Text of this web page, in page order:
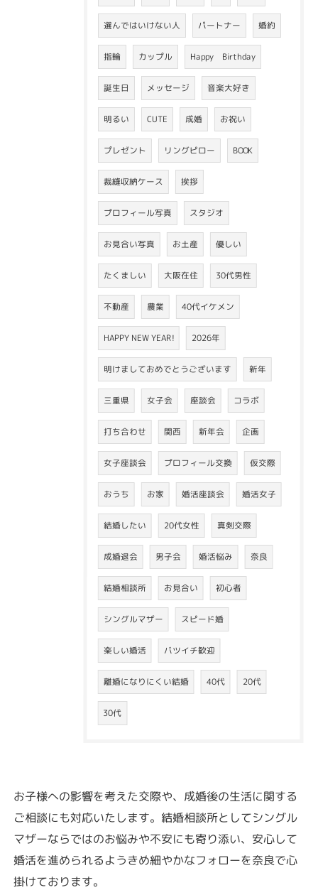
選んではいけない人 パートナー 婚約
指輪 カップル Happy Birthday
誕生日 メッセージ 音楽大好き
明るい CUTE 成婚 お祝い
プレゼント リングピロー BOOK
裁縫収納ケース 挨拶
プロフィール写真 スタジオ
お見合い写真 お土産 優しい
たくましい 大阪在住 30代男性
不動産 農業 40代イケメン
HAPPY NEW YEAR! 2026年
明けましておめでとうございます 新年
三重県 女子会 座談会 コラボ
打ち合わせ 関西 新年会 企画
女子座談会 プロフィール交換 仮交際
おうち お家 婚活座談会 婚活女子
結婚したい 20代女性 真剣交際
成婚退会 男子会 婚活悩み 奈良
結婚相談所 お見合い 初心者
シングルマザー スピード婚
楽しい婚活 バツイチ歓迎
離婚になりにくい結婚 40代 20代
30代
お子様への影響を考えた交際や、成婚後の生活に関する
ご相談にも対応いたします。結婚相談所としてシングル
マザーならではのお悩みや不安にも寄り添い、安心して
婚活を進められるようきめ細やかなフォローを奈良で心
掛けております。